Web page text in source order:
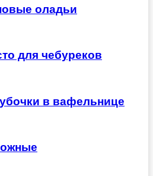
оладьи
для чебуреков
в вафельнице